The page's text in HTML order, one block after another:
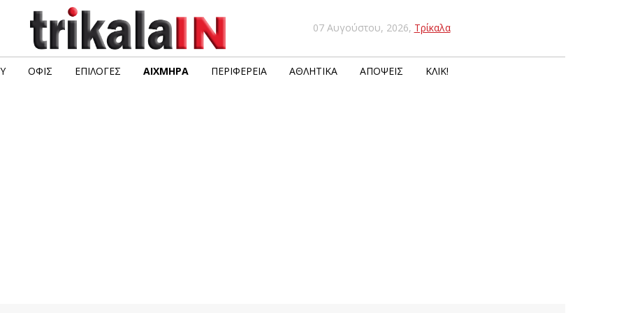
07 Αυγούστου, 2026, Τρίκαλα
ΟΦΙΣ ΕΠΙΛΟΓΈΣ ΑΙΧΜΗΡΆ ΠΕΡΙΦΈΡΕΙΑ ΑΘΛΗΤΙΚΆ ΑΠΌΨΕΙΣ ΚΛΙΚ!